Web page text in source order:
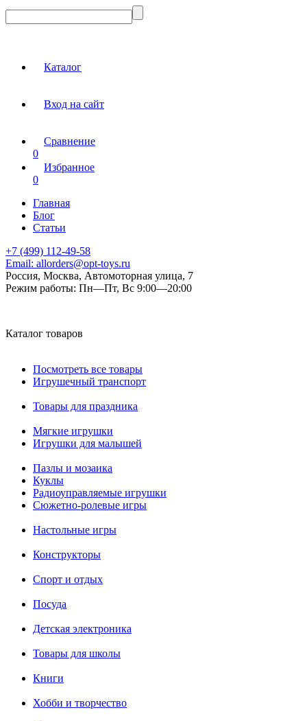
Каталог
Вход на сайт
Сравнение
0
Избранное
0
Главная
Блог
Статьи
+7 (499) 112-49-58
Email: allorders@opt-toys.ru
Россия, Москва, Автомоторная улица, 7
Режим работы: Пн—Пт, Вс 9:00—20:00
Каталог товаров
Посмотреть все товары
Игрушечный транспорт
Товары для праздника
Мягкие игрушки
Игрушки для малышей
Пазлы и мозаика
Куклы
Радиоуправляемые игрушки
Сюжетно-ролевые игры
Настольные игры
Конструкторы
Спорт и отдых
Посуда
Детская электроника
Товары для школы
Книги
Хобби и творчество